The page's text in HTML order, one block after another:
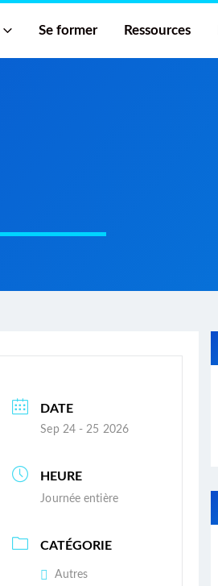
Se former Ressources
DATE
Sep 24 - 25 2026
HEURE
Journée entière
CATÉGORIE
Autres